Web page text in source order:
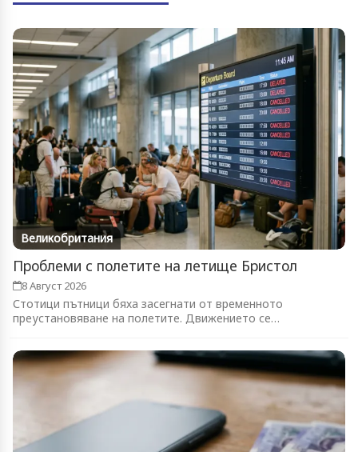
Великобритания
Проблеми с полетите на летище Бристол
8 Август 2026
Стотици пътници бяха засегнати от временното
преустановяване на полетите. Движението се